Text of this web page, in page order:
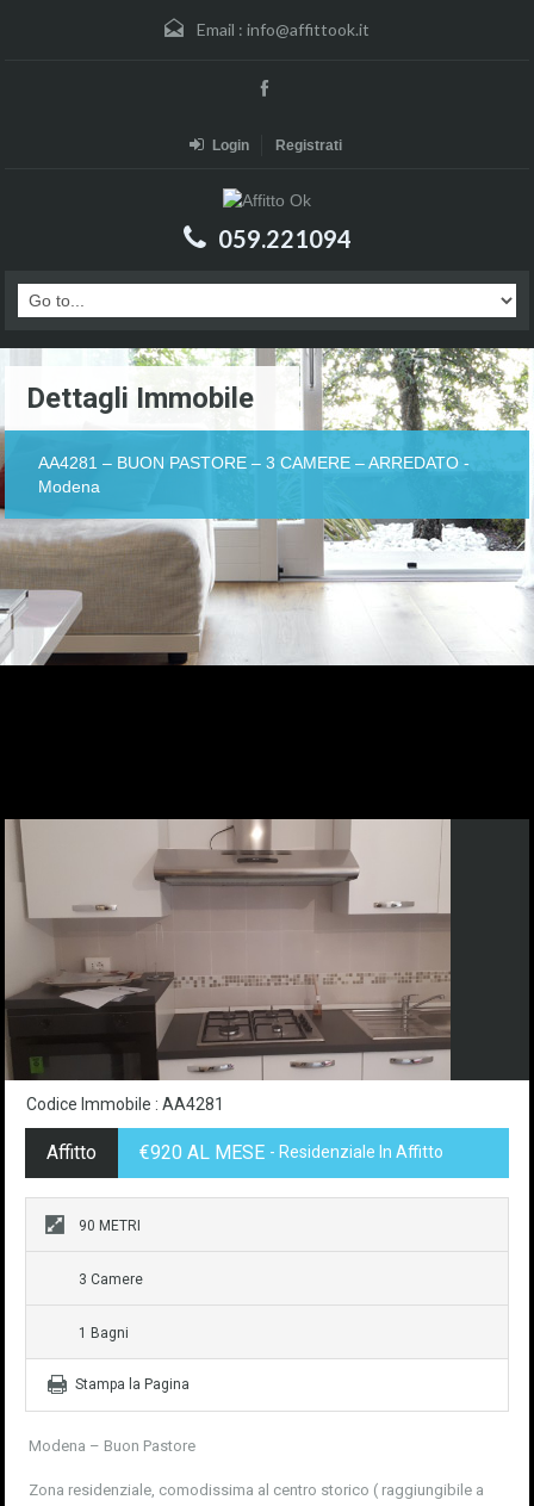
Email : info@affittook.it
Login Registrati
059.221094
Dettagli Immobile
AA4281 – BUON PASTORE – 3 CAMERE – ARREDATO -
Modena
Codice Immobile : AA4281
Affitto €920 AL MESE - Residenziale In Affitto
90 METRI
3 Camere
1 Bagni
Stampa la Pagina
Modena – Buon Pastore
Zona residenziale, comodissima al centro storico ( raggiungibile a